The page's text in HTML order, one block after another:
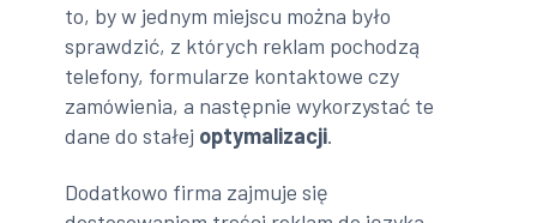
to, by w jednym miejscu można było
sprawdzić, z których reklam pochodzą
telefony, formularze kontaktowe czy
zamówienia, a następnie wykorzystać te
dane do stałej optymalizacji.
Dodatkowo firma zajmuje się